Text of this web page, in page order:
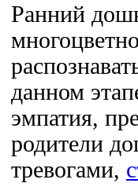
Ранний
данном
эмпатия,
родители
тревогами,